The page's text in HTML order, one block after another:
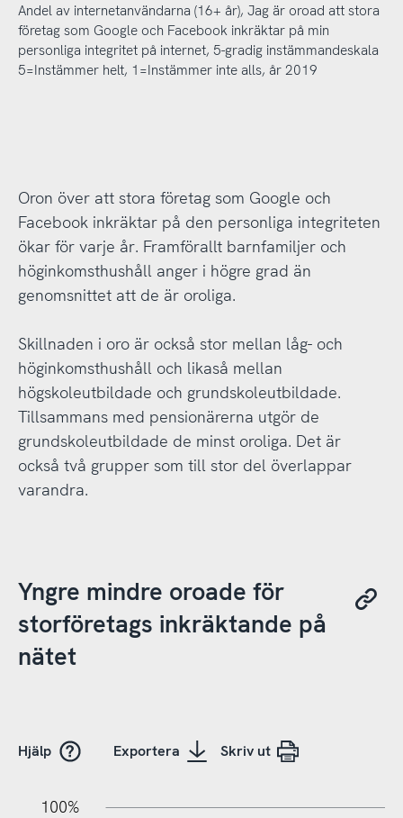
Andel av internetanvändarna (16+ år), Jag är oroad att stora
företag som Google och Facebook inkräktar på min
personliga integritet på internet, 5-gradig instämmandeskala
5=Instämmer helt, 1=Instämmer inte alls, år 2019
Oron över att stora företag som Google och
Facebook inkräktar på den personliga integriteten
ökar för varje år. Framförallt barnfamiljer och
höginkomsthushåll anger i högre grad än
genomsnittet att de är oroliga.
Skillnaden i oro är också stor mellan låg- och
höginkomsthushåll och likaså mellan
högskoleutbildade och grundskoleutbildade.
Tillsammans med pensionärerna utgör de
grundskoleutbildade de minst oroliga. Det är
också två grupper som till stor del överlappar
varandra.
Yngre mindre oroade för
storföretags inkräktande på
nätet
Hjälp Exportera Skriv ut
100%